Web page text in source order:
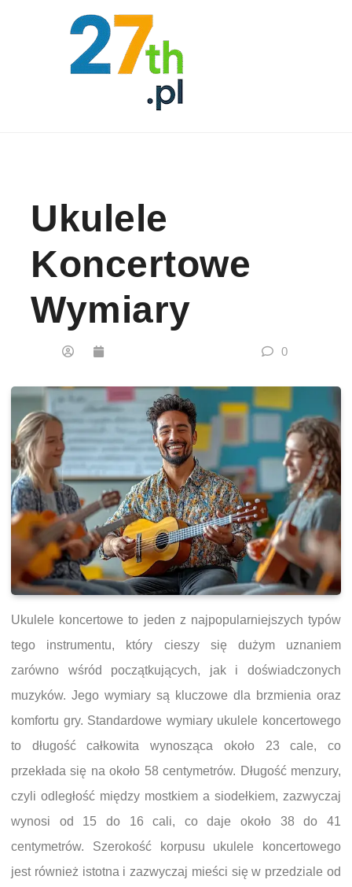
Ukulele
Koncertowe
Wymiary
0
Ukulele koncertowe to jeden z najpopularniejszych typów
tego instrumentu, który cieszy się dużym uznaniem
zarówno wśród początkujących, jak i doświadczonych
muzyków. Jego wymiary są kluczowe dla brzmienia oraz
komfortu gry. Standardowe wymiary ukulele koncertowego
to długość całkowita wynosząca około 23 cale, co
przekłada się na około 58 centymetrów. Długość menzury,
czyli odległość między mostkiem a siodełkiem, zazwyczaj
wynosi od 15 do 16 cali, co daje około 38 do 41
centymetrów. Szerokość korpusu ukulele koncertowego
jest również istotna i zazwyczaj mieści się w przedziale od